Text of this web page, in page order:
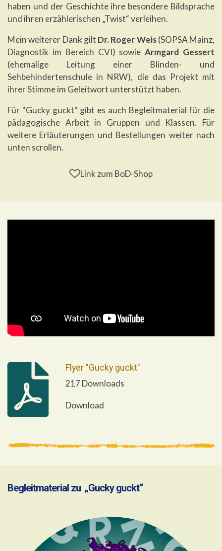
haben und der Geschichte ihre besondere Bildsprache
und ihren erzählerischen „Twist“ verleihen.
Mein weiterer Dank gilt Dr. Roger Weis(SOPSA Mainz,
Diagnostik im Bereich CVI) sowieArmgard Gessert
(ehemalige Leitung einer Blinden- und
Sehbehindertenschule in NRW), die das Projekt mit
ihrer Stimme im Geleitwort unterstützt haben.
Für "Gucky guckt" gibt es auch Begleitmaterial für die
pädagogische Arbeit in Gruppen und Klassen. Für
weitere Erläuterungen und Bestellungen weiter nach
unten scrollen.
Link zum BoD-Shop
Flyer "Gucky guckt"
217 Downloads
Download
Begleitmaterial zu „Gucky guckt“